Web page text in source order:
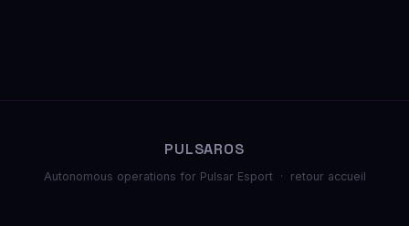
PULSAROS
Autonomous operations for Pulsar Esport · retour accueil